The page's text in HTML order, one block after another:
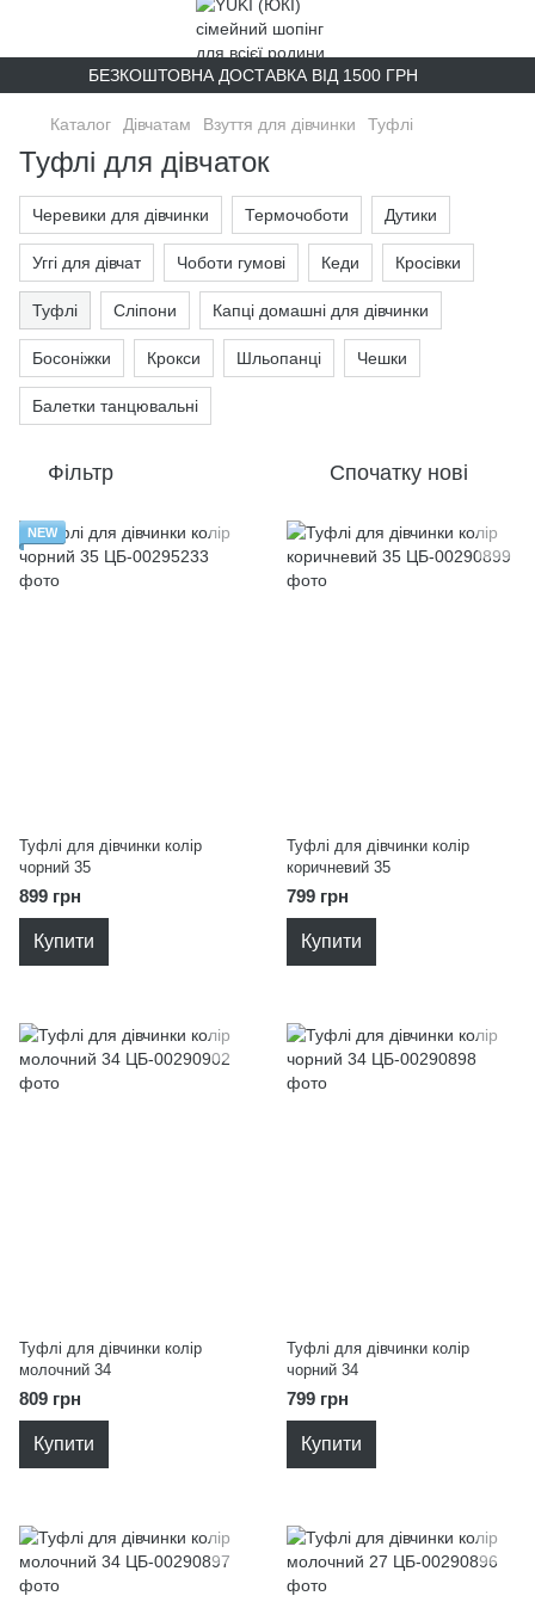
БЕЗКОШТОВНА ДОСТАВКА ВІД 1500 ГРН
Каталог Дівчатам Взуття для дівчинки Туфлі
Туфлі для дівчаток
Черевики для дівчинки Термочоботи Дутики
Уггі для дівчат Чоботи гумові Кеди Кросівки
Туфлі Сліпони Капці домашні для дівчинки
Босоніжки Крокси Шльопанці Чешки
Балетки танцювальні
Фільтр Спочатку нові
NEW
Туфлі для дівчинки колір
чорний 35
899 грн
Купити
Туфлі для дівчинки колір
коричневий 35
799 грн
Купити
Туфлі для дівчинки колір
молочний 34
809 грн
Купити
Туфлі для дівчинки колір
чорний 34
799 грн
Купити